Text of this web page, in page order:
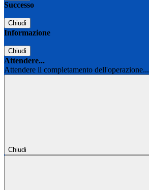
Successo
Chiudi
Informazione
Chiudi
Attendere...
Attendere il completamento dell'operazione...
Chiudi